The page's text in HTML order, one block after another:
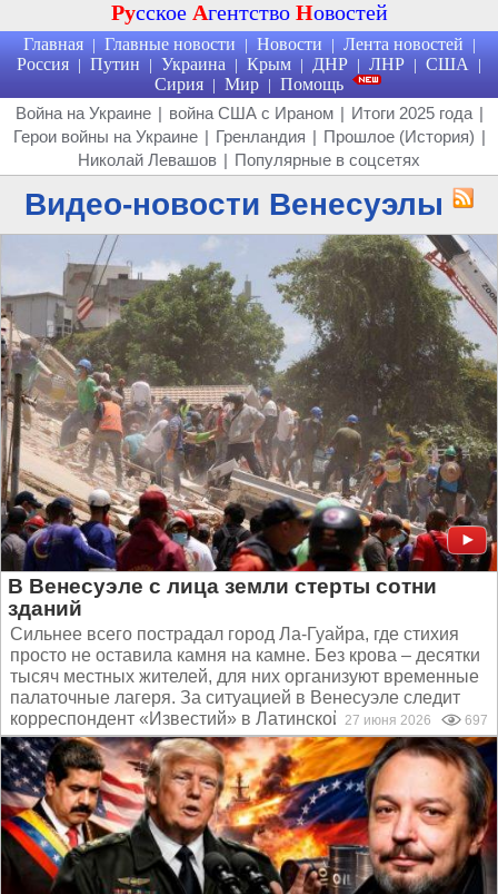
Русское Агентство Новостей
Главная | Главные новости | Новости | Лента новостей |
Россия | Путин | Украина | Крым | ДНР | ЛНР | США |
Сирия | Мир | Помощь
Война на Украине | война США с Ираном | Итоги 2025 года |
Герои войны на Украине | Гренландия | Прошлое (История) |
Николай Левашов | Популярные в соцсетях
Видео-новости Венесуэлы
В Венесуэле с лица земли стерты сотни
зданий
Сильнее всего пострадал город Ла-Гуайра, где стихия
просто не оставила камня на камне. Без крова – десятки
тысяч местных жителей, для них организуют временные
палаточные лагеря. За ситуацией в Венесуэле следит
корреспондент «Известий» в Латинской Америке...
27 июня 2026 697